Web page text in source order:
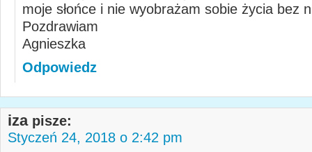
moje słońce i nie wyobrażam sobie życia bez
Pozdrawiam
Agnieszka
Odpowiedz
iza pisze:
Styczeń 24, 2018 o 2:42 pm